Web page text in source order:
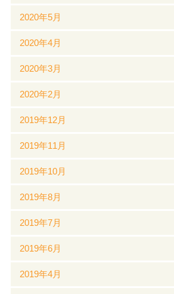
2020年5月
2020年4月
2020年3月
2020年2月
2019年12月
2019年11月
2019年10月
2019年8月
2019年7月
2019年6月
2019年4月